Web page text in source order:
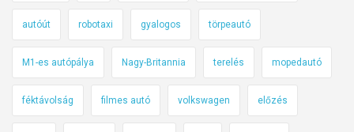
autóút robotaxi gyalogos törpeautó
M1-es autópálya Nagy-Britannia terelés mopedautó
féktávolság filmes autó volkswagen előzés